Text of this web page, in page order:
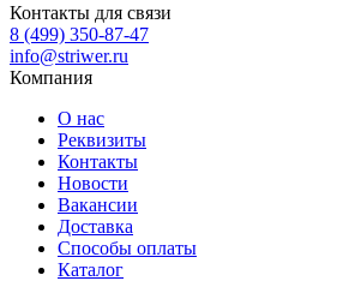
Контакты для связи
8 (499) 350-87-47
info@striwer.ru
Компания
О нас
Реквизиты
Контакты
Новости
Вакансии
Доставка
Способы оплаты
Каталог